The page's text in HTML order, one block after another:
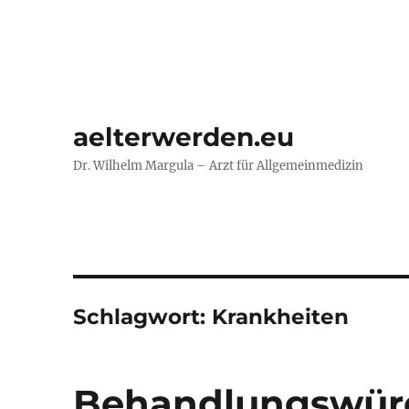
aelterwerden.eu
Dr. Wilhelm Margula – Arzt für Allgemeinmedizin
Schlagwort: Krankheiten